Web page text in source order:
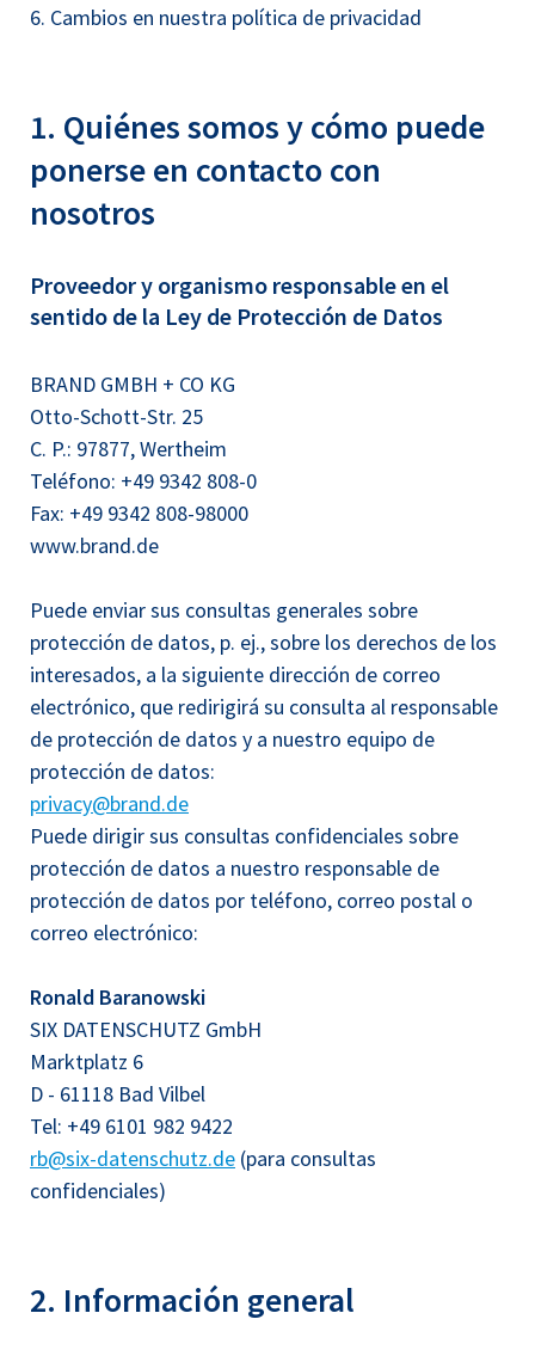
6. Cambios en nuestra política de privacidad
1. Quiénes somos y cómo puede
ponerse en contacto con
nosotros
Proveedor y organismo responsable en el
sentido de la Ley de Protección de Datos
BRAND GMBH + CO KG
Otto-Schott-Str. 25
C. P.: 97877, Wertheim
Teléfono: +49 9342 808-0
Fax: +49 9342 808-98000
www.brand.de
Puede enviar sus consultas generales sobre
protección de datos, p. ej., sobre los derechos de los
interesados, a la siguiente dirección de correo
electrónico, que redirigirá su consulta al responsable
de protección de datos y a nuestro equipo de
protección de datos:
privacy@brand.de
Puede dirigir sus consultas confidenciales sobre
protección de datos a nuestro responsable de
protección de datos por teléfono, correo postal o
correo electrónico:
Ronald Baranowski
SIX DATENSCHUTZ GmbH
Marktplatz 6
D - 61118 Bad Vilbel
Tel: +49 6101 982 9422
rb@six-datenschutz.de (para consultas
confidenciales)
2. Información general